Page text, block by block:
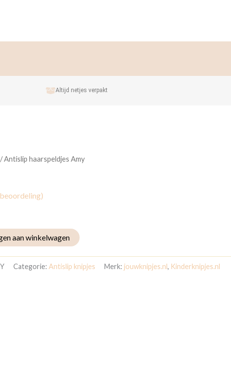
Altijd netjes verpakt
/ Antislip haarspeldjes Amy
aan winkelwagen
Categorie: Antislip knipjes Merk: jouwknipjes.nl, Kinderknipjes.nl